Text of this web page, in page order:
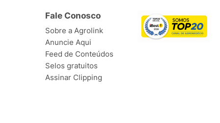
Fale Conosco
Sobre a Agrolink
Anuncie Aqui
Feed de Conteúdos
Selos gratuitos
Assinar Clipping